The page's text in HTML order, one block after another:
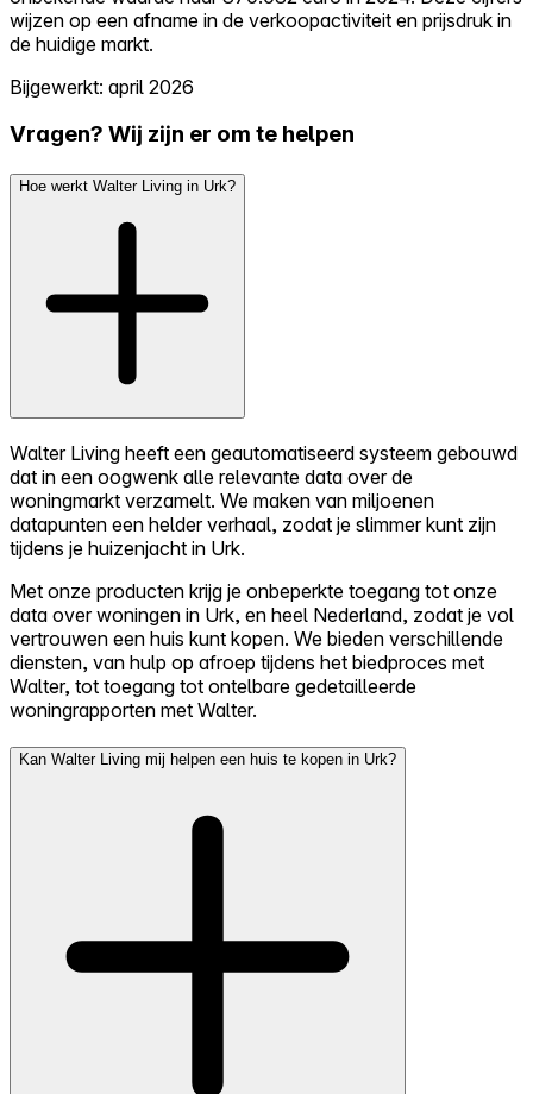
wijzen op een afname in de verkoopactiviteit en prijsdruk in
de huidige markt.
Bijgewerkt: april 2026
Vragen? Wij zijn er om te helpen
Hoe werkt Walter Living in Urk?
Walter Living heeft een geautomatiseerd systeem gebouwd
dat in een oogwenk alle relevante data over de
woningmarkt verzamelt. We maken van miljoenen
datapunten een helder verhaal, zodat je slimmer kunt zijn
tijdens je huizenjacht in Urk.
Met onze producten krijg je onbeperkte toegang tot onze
data over woningen in Urk, en heel Nederland, zodat je vol
vertrouwen een huis kunt kopen. We bieden verschillende
diensten, van hulp op afroep tijdens het biedproces met
Walter, tot toegang tot ontelbare gedetailleerde
woningrapporten met Walter.
Kan Walter Living mij helpen een huis te kopen in Urk?